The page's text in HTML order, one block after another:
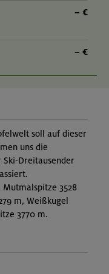
– €
– €
soll auf dieser
uns die
Dreitausender
3528
m, Weißkugel
3770 m.